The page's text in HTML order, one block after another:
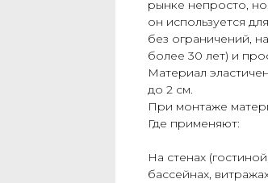
рынке непросто,
он используется
без ограничений,
более 30 лет) и
Материал
до 2 см.
При монтаже
Где применяют:
На стенах
бассейнах,